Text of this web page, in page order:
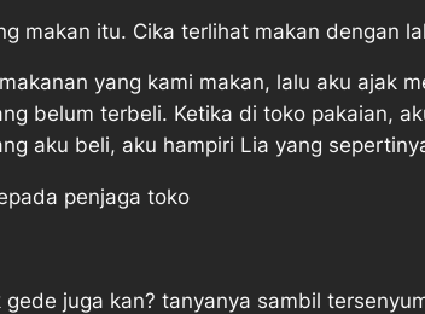
makan itu. Cika terlihat makan dengan
yang kami makan, lalu aku ajak
belum terbeli. Ketika di toko pakaian,
aku beli, aku hampiri Lia yang
penjaga toko
gede juga kan? tanyanya sambil